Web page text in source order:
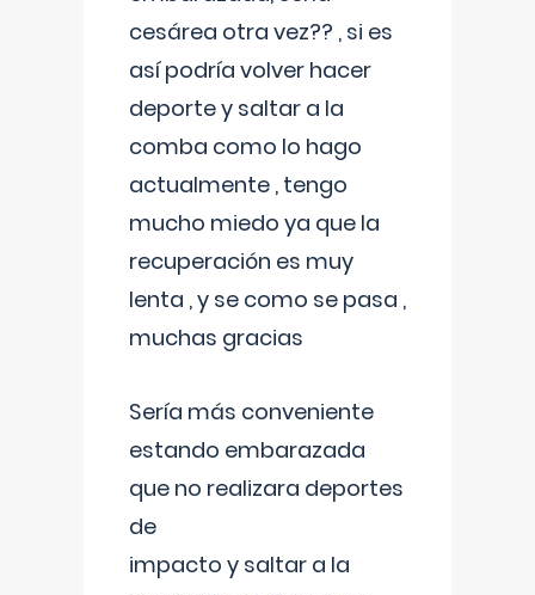
cesárea otra vez?? , si es
así podría volver hacer
deporte y saltar a la
comba como lo hago
actualmente , tengo
mucho miedo ya que la
recuperación es muy
lenta , y se como se pasa ,
muchas gracias
Sería más conveniente
estando embarazada
que no realizara deportes
de
impacto y saltar a la